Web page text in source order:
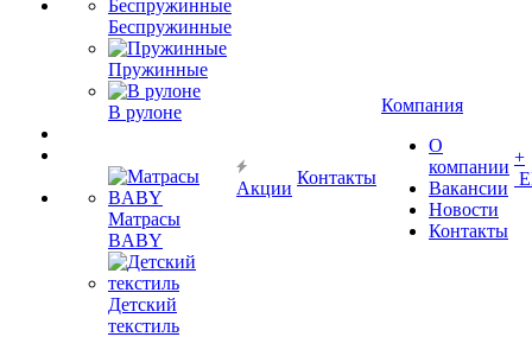
Беспружинные
Пружинные
В рулоне
Матрасы
BABY
Детский
текстиль
Акции
Контакты
Компания
О
компании
Вакансии
Новости
Контакты
+